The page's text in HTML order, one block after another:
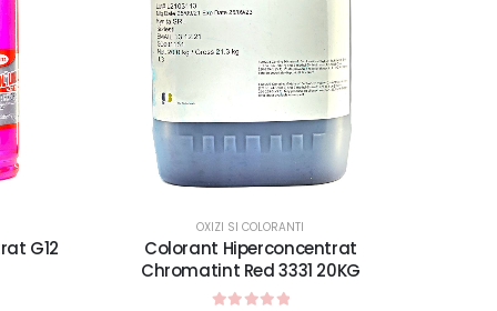
G12
OXIZI SI COLORANTI
Colorant Hiperconcentrat
Chromatint Red 3331 20KG